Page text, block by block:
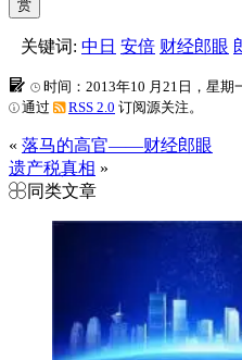
赏
关键词: 中日 安倍 财经郎眼
时间：2013年10 月21日，星期
通过
RSS 2.0 订阅源关注。
« 落马的高官——财经郎眼
遗产税真相 »
同类文章